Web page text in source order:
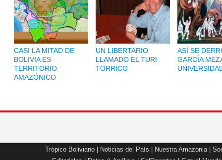
CASI LA MITAD DE
BOLIVIA ES
TERRITORIO
AMAZÓNICO
UN LIBERTARIO
LLAMADO EL TURI
TORRICO
ASÍ SE
GARCÍA
Trópico Boliviano Noticias del País Nuestra Amazonia|